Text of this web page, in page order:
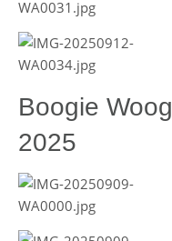
Boogie
2025